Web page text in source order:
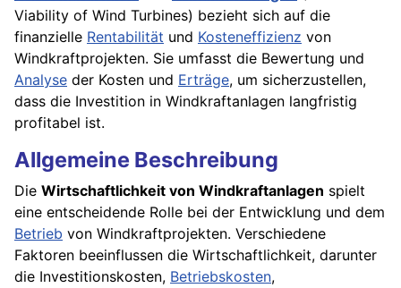
Viability of Wind Turbines) bezieht sich auf die
finanzielle Rentabilität und Kosteneffizienz von
Windkraftprojekten. Sie umfasst die Bewertung und
Analyse der Kosten und Erträge, um sicherzustellen,
dass die Investition in Windkraftanlagen langfristig
profitabel ist.
Allgemeine Beschreibung
Die Wirtschaftlichkeit von Windkraftanlagen spielt
eine entscheidende Rolle bei der Entwicklung und dem
Betrieb von Windkraftprojekten. Verschiedene
Faktoren beeinflussen die Wirtschaftlichkeit, darunter
die Investitionskosten, Betriebskosten,